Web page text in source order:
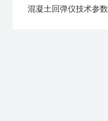
混凝土回弹仪技术参数